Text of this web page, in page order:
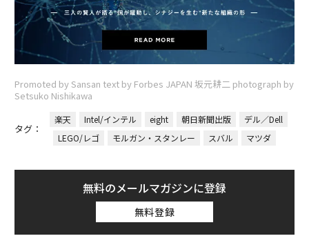
Promoted by Sansan text by Forbes JAPAN 坂元耕二 photograph by
Setsuko Nishikawa
タグ：
楽天 Intel/インテル eight 朝日新聞出版
デル／Dell
LEGO/レゴ
モルガン・スタンレー スバル マツダ
無料のメールマガジンに登録
無料登録